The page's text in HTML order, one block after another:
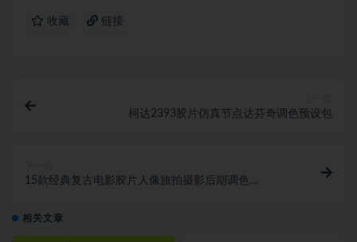
收藏 链接
柯达2393胶片仿真节点达芬奇调色预设包
15款经典复古电影胶片人像旅拍摄影后期调色
相关文章